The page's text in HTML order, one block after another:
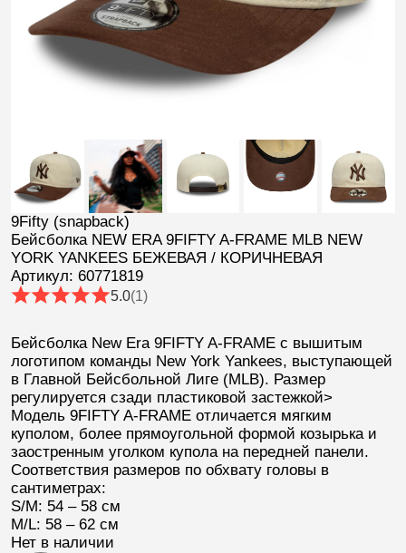
9Fifty (snapback)
Бейсболка NEW ERA 9FIFTY A-FRAME MLB NEW
YORK YANKEES БЕЖЕВАЯ / КОРИЧНЕВАЯ
Артикул: 60771819
5.0(1)
Бейсболка New Era 9FIFTY A-FRAMEс вышитым
логотипом команды New York Yankees, выступающей
в Главной Бейсбольной Лиге (MLB). Размер
регулируется сзади пластиковой застежкой>
Модель 9FIFTY A-FRAMEотличается мягким
куполом, более прямоугольной формой козырька и
заостренным уголком купола на передней панели.
Соответствия размеров по обхвату головы в
сантиметрах:
S/M: 54 – 58 см
M/L: 58 – 62 см
Нет в наличии